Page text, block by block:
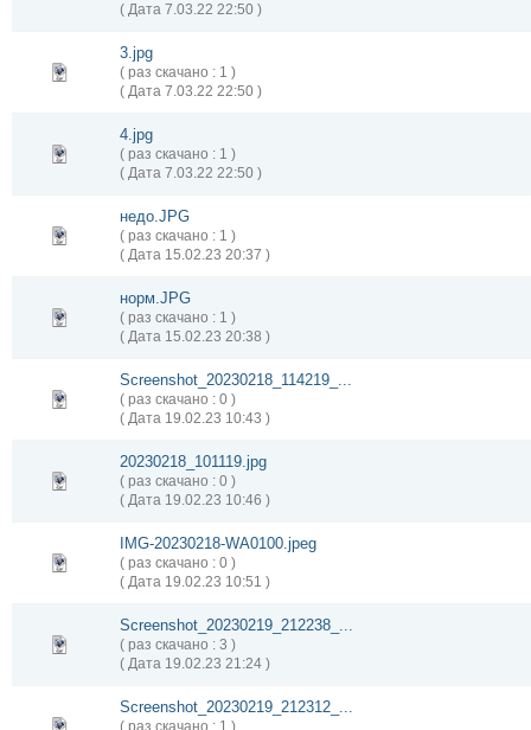
( Дата 7.03.22 22:50 )
3.jpg
( раз скачано : 1 )
( Дата 7.03.22 22:50 )
4.jpg
( раз скачано : 1 )
( Дата 7.03.22 22:50 )
недо.JPG
( раз скачано : 1 )
( Дата 15.02.23 20:37 )
норм.JPG
( раз скачано : 1 )
( Дата 15.02.23 20:38 )
Screenshot_20230218_114219_...
( раз скачано : 0 )
( Дата 19.02.23 10:43 )
20230218_101119.jpg
( раз скачано : 0 )
( Дата 19.02.23 10:46 )
IMG-20230218-WA0100.jpeg
( раз скачано : 0 )
( Дата 19.02.23 10:51 )
Screenshot_20230219_212238_...
( раз скачано : 3 )
( Дата 19.02.23 21:24 )
Screenshot_20230219_212312_...
( раз скачано : 1 )